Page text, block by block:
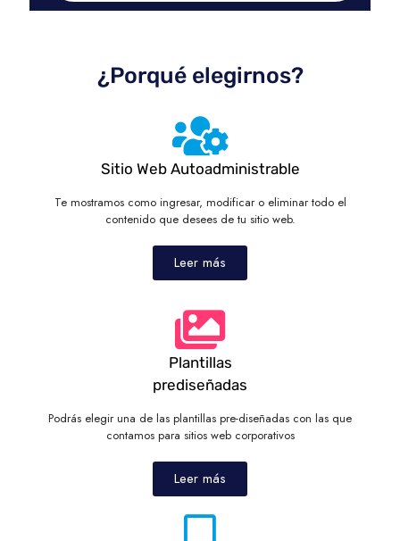
¿Porqué elegirnos?
Sitio Web Autoadministrable
Te mostramos como ingresar, modificar o eliminar todo el
contenido que desees de tu sitio web.
Leer más
Plantillas
prediseñadas
Podrás elegir una de las plantillas pre-diseñadas con las que
contamos para sitios web corporativos
Leer más